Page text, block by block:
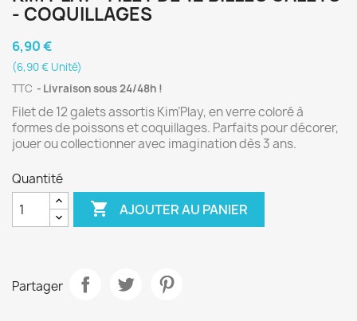
- COQUILLAGES
6,90 €
(6,90 € Unité)
TTC
Livraison sous 24/48h !
Filet de 12 galets assortis Kim’Play, en verre coloré à
formes de poissons et coquillages. Parfaits pour décorer,
jouer ou collectionner avec imagination dès 3 ans.
Quantité
 AJOUTER AU PANIER
Partager